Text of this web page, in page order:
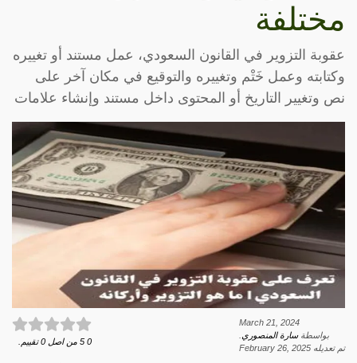
مختلفة
عقوبة التزوير في القانون السعودي، عمل مستند أو تغييره
وكتابته وعمل خَتْم وتغييره والتوقيع في مكان آخر على
نص وتغيير التاريخ أو المحتوى داخل مستند وإنشاء علامات
March 21, 2024
بواسطةسارة المنصوري
تم تعديله February 26, 2025
0
5 من اصل 0 تقييم.